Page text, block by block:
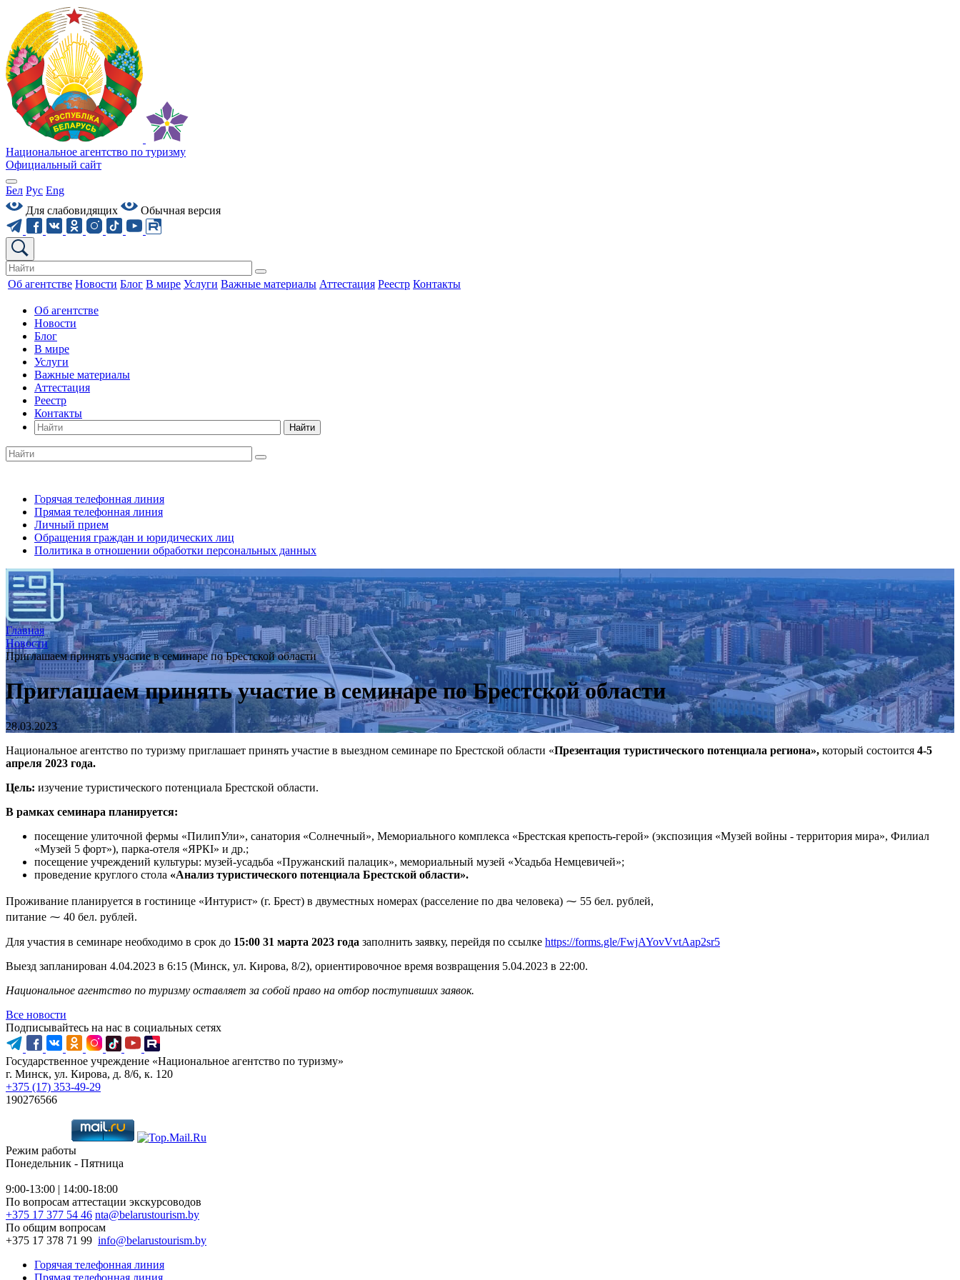
Национальное агентство по туризму
Официальный сайт
Бел Рус Eng
Для слабовидящих
Обычная версия
Об агентстве Новости Блог В мире Услуги Важные материалы Аттестация Реестр Контакты
Об агентстве
Новости
Блог
В мире
Услуги
Важные материалы
Аттестация
Реестр
Контакты
Найти
Горячая телефонная линия
Прямая телефонная линия
Личный прием
Обращения граждан и юридических лиц
Политика в отношении обработки персональных данных
Главная
Новости
Приглашаем принять участие в семинаре по Брестской области
Приглашаем принять участие в семинаре по Брестской области
28.03.2023
Национальное агентство по туризму приглашает принять участие в выездном семинаре по Брестской области «Презентация туристического потенциала региона», который состоится 4-5
апреля 2023 года.
Цель: изучение туристического потенциала Брестской области.
В рамках семинара планируется:
посещение улиточной фермы «ПилипУли», санатория «Солнечный», Мемориального комплекса «Брестская крепость-герой» (экспозиция «Музей войны - территория мира», Филиал
«Музей 5 форт»), парка-отеля «ЯРКІ» и др.;
посещение учреждений культуры: музей-усадьба «Пружанский палацик», мемориальный музей «Усадьба Немцевичей»;
проведение круглого стола «Анализ туристического потенциала Брестской области».
Проживание планируется в гостинице «Интурист» (г. Брест) в двуместных номерах (расселение по два человека) ⁓ 55 бел. рублей,
питание ⁓ 40 бел. рублей.
Для участия в семинаре необходимо в срок до 15:00 31 марта 2023 года заполнить заявку, перейдя по ссылке https://forms.gle/FwjAYovVvtAap2sr5
Выезд запланирован 4.04.2023 в 6:15 (Минск, ул. Кирова, 8/2), ориентировочное время возвращения 5.04.2023 в 22:00.
Национальное агентство по туризму оставляет за собой право на отбор поступивших заявок.
Все новости
Подписывайтесь на нас в социальных сетях
Государственное учреждение «Национальное агентство по туризму»
г. Минск, ул. Кирова, д. 8/6, к. 120
+375 (17) 353-49-29
190276566
Режим работы
Понедельник - Пятница
9:00-13:00 | 14:00-18:00
По вопросам аттестации экскурсоводов
+375 17 377 54 46 nta@belarustourism.by
По общим вопросам
+375 17 378 71 99 info@belarustourism.by
Горячая телефонная линия
Прямая телефонная линия